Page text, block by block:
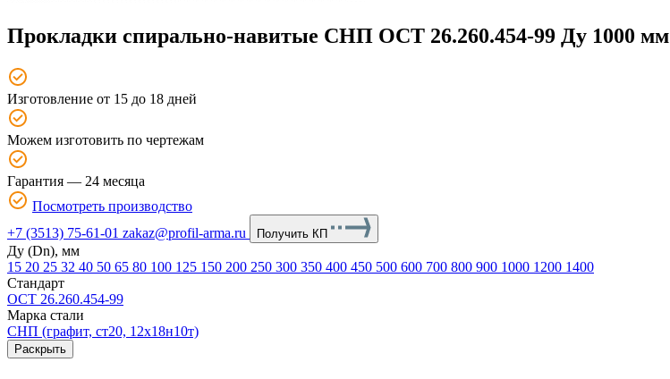
Прокладки спирально-навитые СНП ОСТ 26.260.454-99 Ду 1000 мм
Изготовление от 15 до 18 дней
Можем изготовить по чертежам
Гарантия — 24 месяца
Посмотреть производство
+7 (3513) 75-61-01 zakaz@profil-arma.ru Получить КП
Ду (Dn), мм
15 20 25 32 40 50 65 80 100 125 150 200 250 300 350 400 450 500 600 700 800 900 1000 1200 1400
Стандарт
ОСТ 26.260.454-99
Марка стали
СНП (графит, ст20, 12х18н10т)
Раскрыть